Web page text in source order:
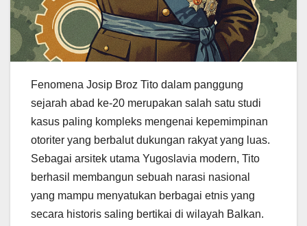
Fenomena Josip Broz Tito dalam panggung
sejarah abad ke-20 merupakan salah satu studi
kasus paling kompleks mengenai kepemimpinan
otoriter yang berbalut dukungan rakyat yang luas.
Sebagai arsitek utama Yugoslavia modern, Tito
berhasil membangun sebuah narasi nasional
yang mampu menyatukan berbagai etnis yang
secara historis saling bertikai di wilayah Balkan.